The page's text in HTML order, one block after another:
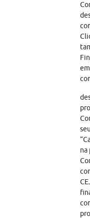
na